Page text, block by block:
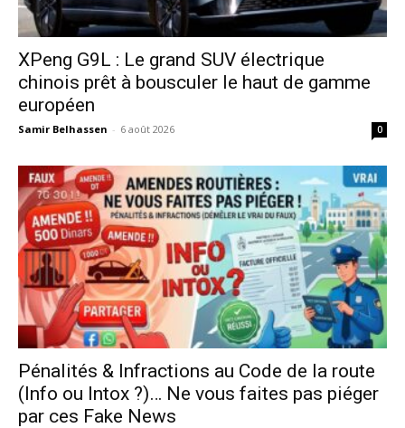
XPeng G9L : Le grand SUV électrique
chinois prêt à bousculer le haut de gamme
européen
Samir Belhassen - 6 août 2026 0
Pénalités & Infractions au Code de la route
(Info ou Intox ?)… Ne vous faites pas piéger
par ces Fake News